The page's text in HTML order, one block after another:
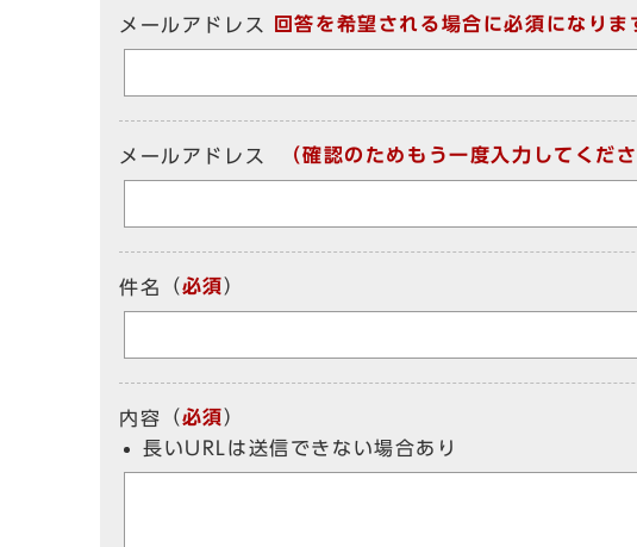
メールアドレス 回答を希望される場合に必須になりま
メールアドレス （確認のためもう一度入力してくださ
件名 （必須）
内容 （必須）
長いURLは送信できない場合あり